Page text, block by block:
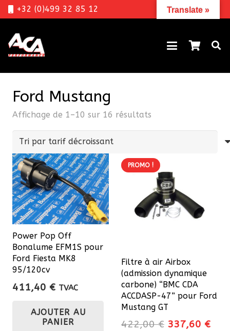
+32 (0)499 32 85 12
Ford Mustang
Affichage de 1–10 sur 16 résultats
par
décroissant
Power Pop Off
Bonalume EFM1S pour
Ford Fiesta MK8
95/120cv
411,40 € TVAC
AJOUTER AU
PANIER
PROMO !
Filtre à air Airbox
(admission dynamique
carbone) “BMC CDA
ACCDASP-47” pour Ford
Mustang GT
422,00€ Le
337,60 €Le
Translate »